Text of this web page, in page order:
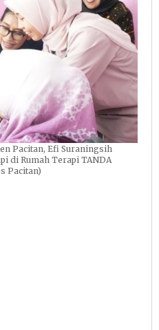
Pacitan, Efi Suraningsih
di Rumah Terapi TANDA
Pacitan)